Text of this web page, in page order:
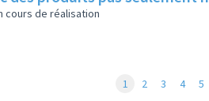
cours de réalisation
1 2 3 4 5